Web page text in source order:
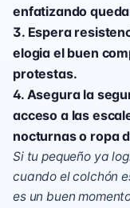
enfatizando
3. Espera
elogia el buen
protestas.
4. Asegura la
acceso a las
nocturnas o ropa
Si tu pequeño ya
cuando el colchón
es un buen